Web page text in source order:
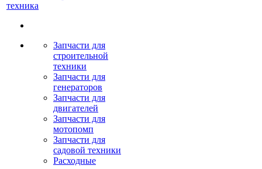
техника
Запчасти для
строительной
техники
Запчасти для
генераторов
Запчасти для
двигателей
Запчасти для
мотопомп
Запчасти для
садовой техники
Расходные